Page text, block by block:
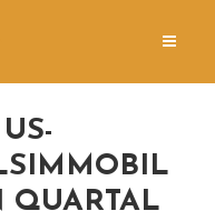
QUARTAL